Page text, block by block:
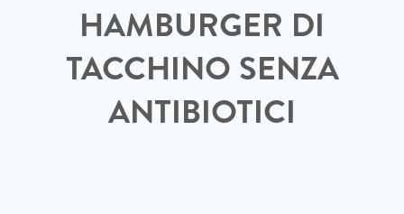
HAMBURGER DI
TACCHINO SENZA
ANTIBIOTICI